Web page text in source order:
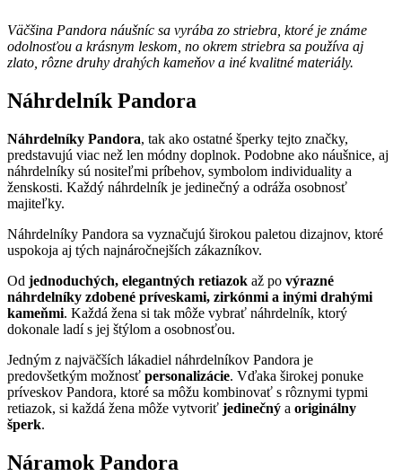
Väčšina Pandora náušníc sa vyrába zo striebra, ktoré je známe
odolnosťou a krásnym leskom, no okrem striebra sa používa aj
zlato, rôzne druhy drahých kameňov a iné kvalitné materiály.
Náhrdelník Pandora
Náhrdelníky Pandora, tak ako ostatné šperky tejto značky,
predstavujú viac než len módny doplnok. Podobne ako náušnice, aj
náhrdelníky sú nositeľmi príbehov, symbolom individuality a
ženskosti. Každý náhrdelník je jedinečný a odráža osobnosť
majiteľky.
Náhrdelníky Pandora sa vyznačujú širokou paletou dizajnov, ktoré
uspokoja aj tých najnáročnejších zákazníkov.
Od jednoduchých, elegantných retiazok až po výrazné
náhrdelníky zdobené príveskami, zirkónmi a inými drahými
kameňmi. Každá žena si tak môže vybrať náhrdelník, ktorý
dokonale ladí s jej štýlom a osobnosťou.
Jedným z najväčších lákadiel náhrdelníkov Pandora je
predovšetkým možnosť personalizácie. Vďaka širokej ponuke
príveskov Pandora, ktoré sa môžu kombinovať s rôznymi typmi
retiazok, si každá žena môže vytvoriť jedinečný a originálny
šperk.
Náramok Pandora